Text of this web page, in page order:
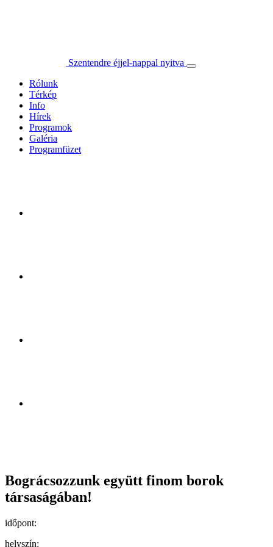
Szentendre éjjel-nappal nyitva
Rólunk
Térkép
Info
Hírek
Programok
Galéria
Programfüzet
Bográcsozzunk együtt finom borok
társaságában!
időpont:
helyszín: